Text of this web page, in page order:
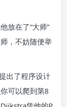
放在了“大师”
，不妨随便举
出了程序设计
可以爬到第8